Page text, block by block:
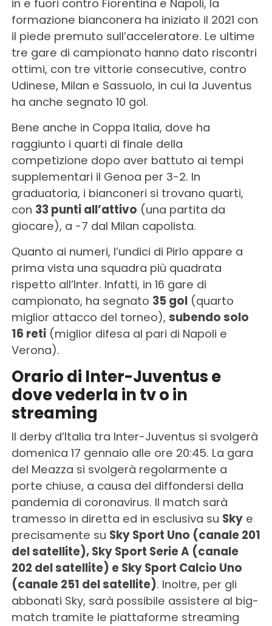
in e fuori contro Fiorentina e Napoli, la
formazione bianconera ha iniziato il 2021 con
il piede premuto sull’acceleratore. Le ultime
tre gare di campionato hanno dato riscontri
ottimi, con tre vittorie consecutive, contro
Udinese, Milan e Sassuolo, in cui la Juventus
ha anche segnato 10 gol.
Bene anche in Coppa Italia, dove ha
raggiunto i quarti di finale della
competizione dopo aver battuto ai tempi
supplementari il Genoa per 3-2. In
graduatoria, i bianconeri si trovano quarti,
con 33 punti all’attivo (una partita da
giocare), a -7 dal Milan capolista.
Quanto ai numeri, l’undici di Pirlo appare a
prima vista una squadra più quadrata
rispetto all’Inter. Infatti, in 16 gare di
campionato, ha segnato 35 gol(quarto
miglior attacco del torneo), subendo solo
16 reti(miglior difesa al pari di Napoli e
Verona).
Orario di Inter-Juventus e
dove vederla in tv o in
streaming
Il derby d’Italia tra Inter-Juventus si svolgerà
domenica 17 gennaio alle ore 20:45. La gara
del Meazza si svolgerà regolarmente a
porte chiuse, a causa del diffondersi della
pandemia di coronavirus. Il match sarà
tramesso in diretta ed in esclusiva su Skye
precisamente su Sky Sport Uno (canale 201
del satellite), Sky Sport Serie A (canale
202 del satellite) e Sky Sport Calcio Uno
(canale 251 del satellite). Inoltre, per gli
abbonati Sky, sarà possibile assistere al big-
match tramite le piattaforme streaming